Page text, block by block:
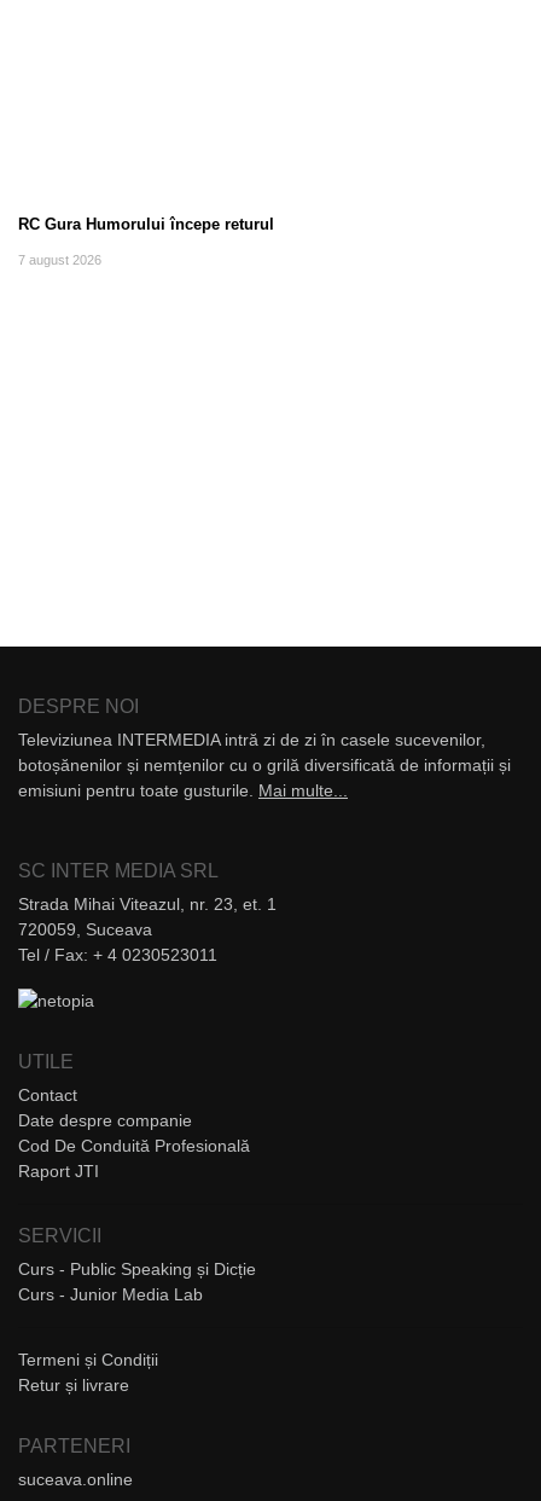
RC Gura Humorului începe returul
7 august 2026
DESPRE NOI
Televiziunea INTERMEDIA intră zi de zi în casele sucevenilor,
botoșănenilor și nemțenilor cu o grilă diversificată de informații și
emisiuni pentru toate gusturile. Mai multe...
SC INTER MEDIA SRL
Strada Mihai Viteazul, nr. 23, et. 1
720059, Suceava
Tel / Fax: + 4 0230523011
UTILE
Contact
Date despre companie
Cod De Conduită Profesională
Raport JTI
SERVICII
Curs - Public Speaking și Dicție
Curs - Junior Media Lab
Termeni și Condiții
Retur și livrare
PARTENERI
suceava.online